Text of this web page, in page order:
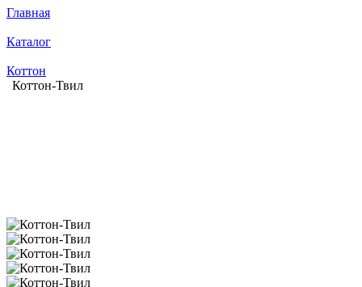
Главная
Каталог
Коттон
Коттон-Твил